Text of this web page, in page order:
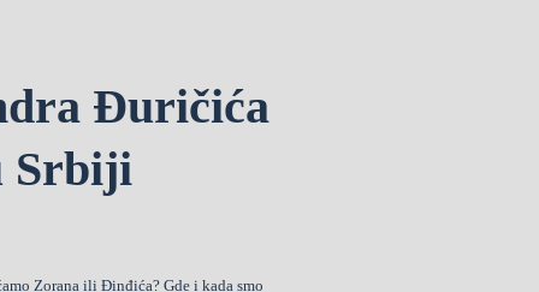
Đuričića
Srbiji
Zorana ili Đinđića? Gde i kada smo